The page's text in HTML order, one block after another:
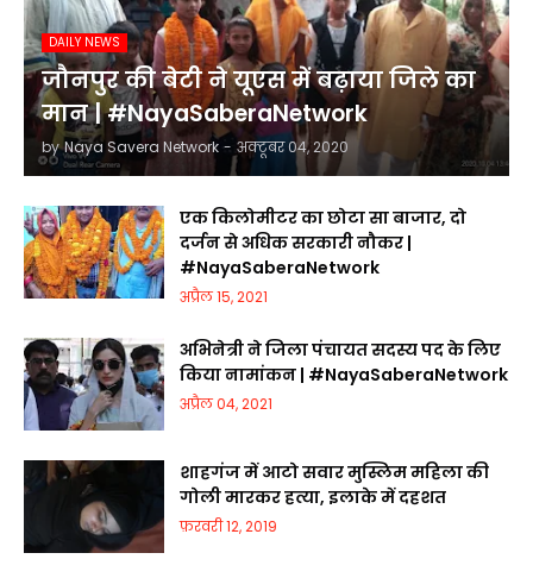
DAILY NEWS
जौनपुर की बेटी ने यूएस में बढ़ाया जिले का
मान | #NayaSaberaNetwork
by Naya Savera Network - अक्टूबर 04, 2020
एक किलोमीटर का छोटा सा बाजार, दो
दर्जन से अधिक सरकारी नौकर |
#NayaSaberaNetwork
अप्रैल 15, 2021
अभिनेत्री ने जिला पंचायत सदस्य पद के लिए
किया नामांकन | #NayaSaberaNetwork
अप्रैल 04, 2021
शाहगंज में आटो सवार मुस्लिम महिला की
गोली मारकर हत्या, इलाके में दहशत
फ़रवरी 12, 2019